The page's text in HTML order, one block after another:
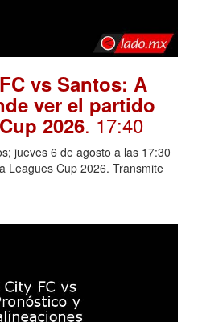
vs Santos: A
ver el partido
2026. 17:40
jueves 6 de agosto a las 17:30
Leagues Cup 2026. Transmite